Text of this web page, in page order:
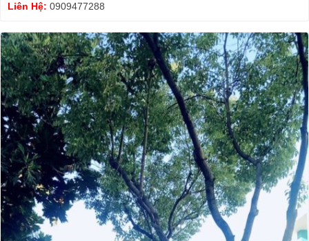
Liên Hệ: 0909477288